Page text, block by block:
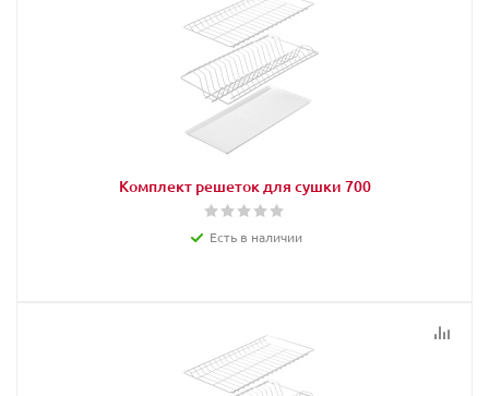
Комплект решеток для сушки 700
Есть в наличии